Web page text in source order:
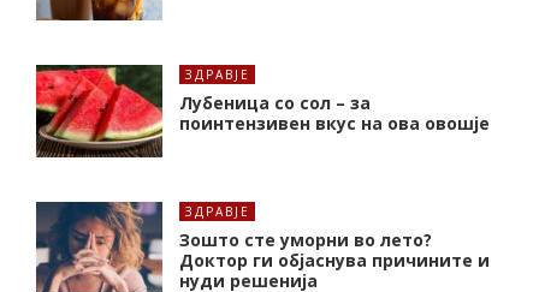
ЗДРАВЈЕ
Лубеница со сол – за
поинтензивен вкус на ова овошје
ЗДРАВЈЕ
Зошто сте уморни во лето?
Доктор ги објаснува причините и
нуди решенија